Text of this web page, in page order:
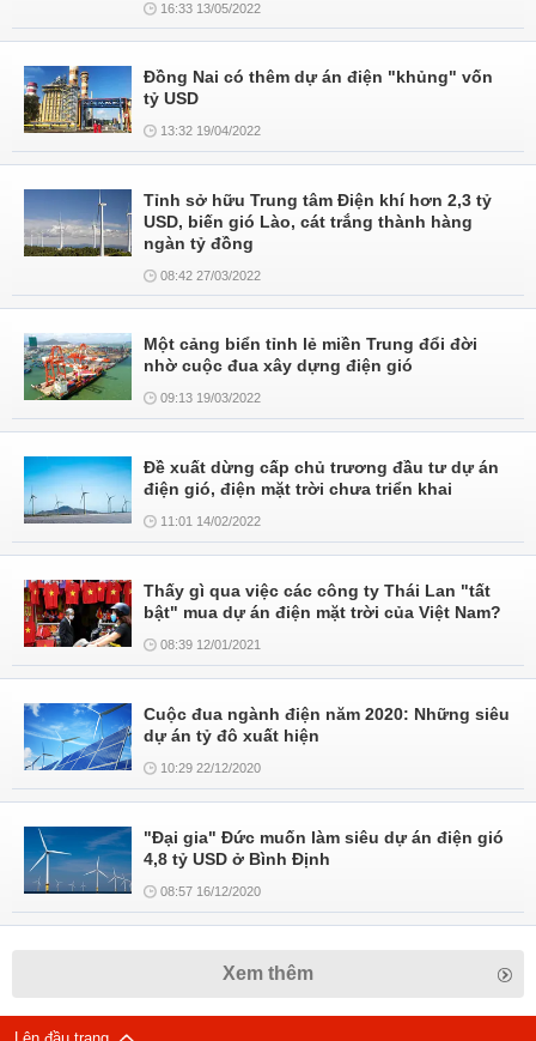
16:33 13/05/2022
Đồng Nai có thêm dự án điện "khủng" vốn
tỷ USD
13:32 19/04/2022
Tỉnh sở hữu Trung tâm Điện khí hơn 2,3 tỷ
USD, biến gió Lào, cát trắng thành hàng
ngàn tỷ đồng
08:42 27/03/2022
Một cảng biển tỉnh lẻ miền Trung đổi đời
nhờ cuộc đua xây dựng điện gió
09:13 19/03/2022
Đề xuất dừng cấp chủ trương đầu tư dự án
điện gió, điện mặt trời chưa triển khai
11:01 14/02/2022
Thấy gì qua việc các công ty Thái Lan "tất
bật" mua dự án điện mặt trời của Việt Nam?
08:39 12/01/2021
Cuộc đua ngành điện năm 2020: Những siêu
dự án tỷ đô xuất hiện
10:29 22/12/2020
"Đại gia" Đức muốn làm siêu dự án điện gió
4,8 tỷ USD ở Bình Định
08:57 16/12/2020
Xem thêm